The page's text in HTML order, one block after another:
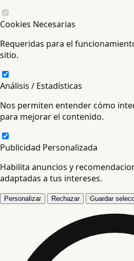
Cookies Necesarias
Requeridas para el
sitio.
Análisis / Estadísticas
Nos permiten entender cómo
para mejorar el contenido.
Publicidad Personalizada
Habilita anuncios y
adaptadas a tus intereses.
Personalizar Rechazar Guardar